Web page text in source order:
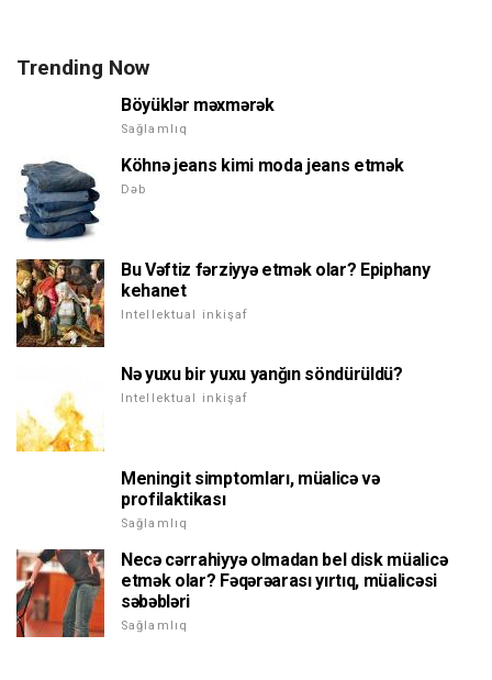
Trending Now
Böyüklər məxmərək
Sağlamlıq
Köhnə jeans kimi moda jeans etmək
Dəb
Bu Vəftiz fərziyyə etmək olar? Epiphany
kehanet
Intellektual inkişaf
Nə yuxu bir yuxu yanğın söndürüldü?
Intellektual inkişaf
Meningit simptomları, müalicə və
profilaktikası
Sağlamlıq
Necə cərrahiyyə olmadan bel disk müalicə
etmək olar? Fəqərəarası yırtıq, müalicəsi
səbəbləri
Sağlamlıq